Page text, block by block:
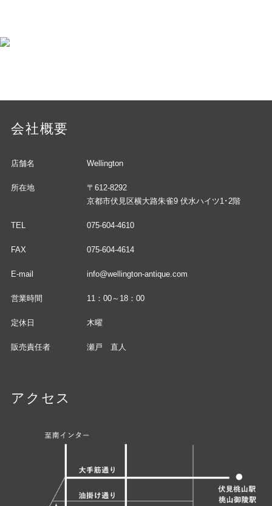
会社概要
店舗名 Wellington
所在地
〒612-8292
京都市伏見区横大路朱雀9 伏水ハイツ1･2階
TEL 075-604-4610
FAX 075-604-4614
E-mail info@wellington-antique.com
営業時間 11：00～18：00
定休日 木曜
販売責任者 瀬戸 直人
アクセス